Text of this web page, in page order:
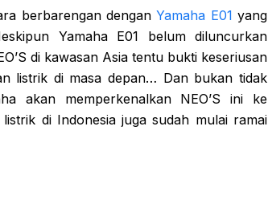
berbarengan denganYamaha E01 yang
Yamaha E01 belum diluncurkan
di kawasan Asia tentu bukti keseriusan
listrik di masa depan… Dan bukan tidak
akan memperkenalkan NEO’S ini ke
di Indonesia juga sudah mulai ramai